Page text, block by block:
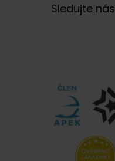
Sledujte nás